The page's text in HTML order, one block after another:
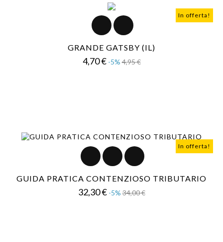
In offerta!
GRANDE GATSBY (IL)
4,70 € Prezzo
-5% 4,95 €Prezzo
In offerta!
GUIDA PRATICA CONTENZIOSO TRIBUTARIO
32,30 € Prezzo
-5% 34,00 €Prezzo